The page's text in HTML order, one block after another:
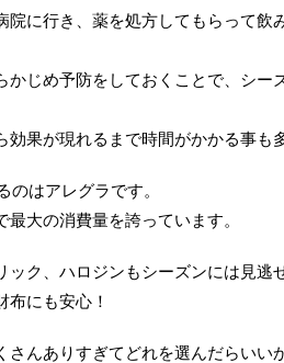
院に行き、薬を処方してもらって飲
かじめ予防をしておくことで、シー
果が現れるまで時間がかかる事も
のはアレグラです。
大の消費量を誇っています。
ック、ハロジンもシーズンには見逃
布にも安心！
んありすぎてどれを選んだらいい